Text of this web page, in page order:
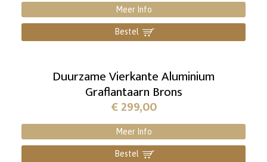
Meer Info
Bestel ]
Duurzame Vierkante Aluminium
Graflantaarn Brons
€299,00
Meer Info
Bestel ]